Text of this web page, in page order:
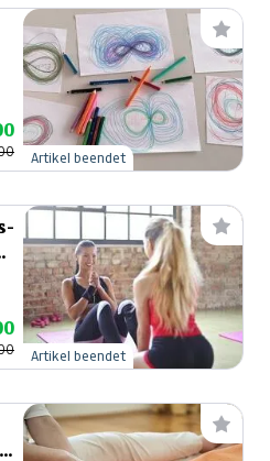
Artikel beendet
Artikel beendet